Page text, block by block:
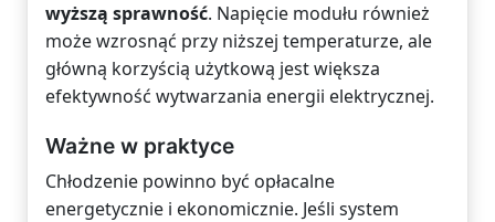
wyższą sprawność. Napięcie modułu również
może wzrosnąć przy niższej temperaturze, ale
główną korzyścią użytkową jest większa
efektywność wytwarzania energii elektrycznej.
Ważne w praktyce
Chłodzenie powinno być opłacalne
energetycznie i ekonomicznie. Jeśli system